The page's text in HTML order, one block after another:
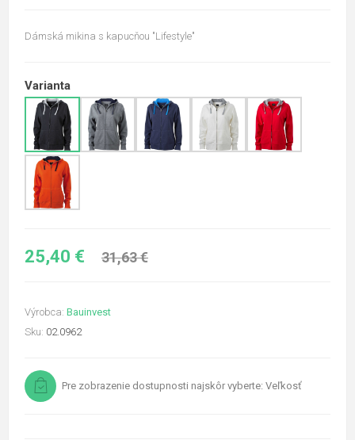
Dámská mikina s kapucňou "Lifestyle"
Varianta
25,40 € 31,63 €
Výrobca: Bauinvest
Sku: 02.0962
Pre zobrazenie dostupnosti najskôr vyberte: Veľkosť